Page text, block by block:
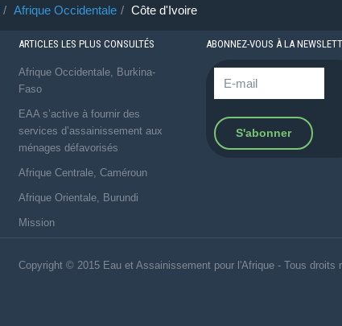
Afrique Occidentale Côte d'Ivoire
ARTICLES LES PLUS CONSULTÉS
Afrique Occidentale, Burkina-
Faso
EAA s’active à fournir des
services d’assainissement aux
ménages défavorisés
Afrique Centrale, Caméroun
Afrique Orientale, Burundi
Mission
ABONNEZ-VOUS À LA
Copyright © 2015 Eau et Assainissement pour l'Afrique - Tous droits